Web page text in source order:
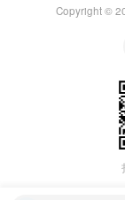
Copyright ©